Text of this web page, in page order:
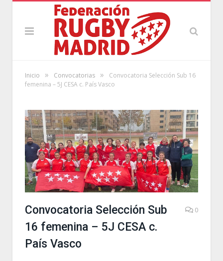
Inicio » Convocatorias »
Convocatoria Selección Sub 16
femenina – 5J CESA c. País Vasco
Convocatoria Selección Sub
16 femenina – 5J CESA c.
País Vasco
0